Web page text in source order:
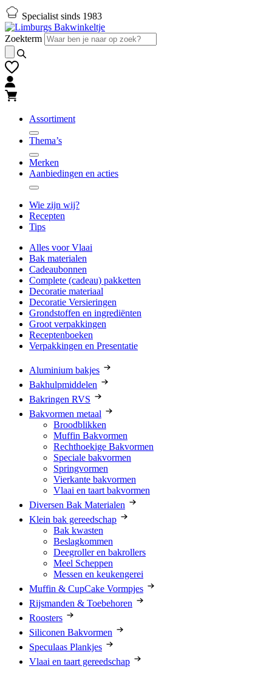
Naar
hoofd-
inhoud
gaan
Naar
footer
gaan
Specialist sinds 1983
Zoekterm
Assortiment
Thema’s
Merken
Aanbiedingen en acties
Wie zijn wij?
Recepten
Tips
Alles voor Vlaai
Bak materialen
Cadeaubonnen
Complete (cadeau) pakketten
Decoratie materiaal
Decoratie Versieringen
Grondstoffen en ingrediënten
Groot verpakkingen
Receptenboeken
Verpakkingen en Presentatie
Aluminium bakjes
Bakhulpmiddelen
Bakringen RVS
Bakvormen metaal
Broodblikken
Muffin Bakvormen
Rechthoekige Bakvormen
Speciale bakvormen
Springvormen
Vierkante bakvormen
Vlaai en taart bakvormen
Diversen Bak Materialen
Klein bak gereedschap
Bak kwasten
Beslagkommen
Deegroller en bakrollers
Meel Scheppen
Messen en keukengerei
Muffin & CupCake Vormpjes
Rijsmanden & Toebehoren
Roosters
Siliconen Bakvormen
Speculaas Plankjes
Vlaai en taart gereedschap